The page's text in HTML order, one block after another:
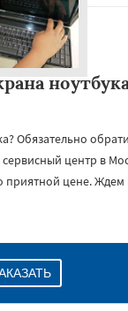
Обязательно
центр в
цене. Ждем